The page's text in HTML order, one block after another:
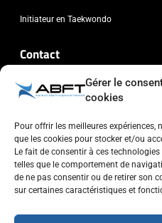
Gérer le
cookies
Pour offrir les meilleures
que les cookies pour stocker et/ou
Le fait de consentir à ces
telles que le comportement de
de ne pas consentir ou de retirer son
sur certaines caractéristiques et
Initiateur en Taekwondo
Contact
Association Belge Francophone
Chaussée de Wavre, 2057 -
info@abft.be
+32 (0)2 347 34 77